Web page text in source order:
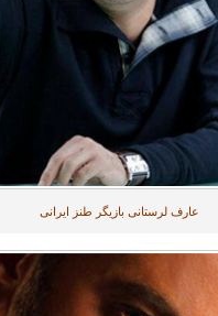
عارف لرستانی بازیگر طنز ایرانی